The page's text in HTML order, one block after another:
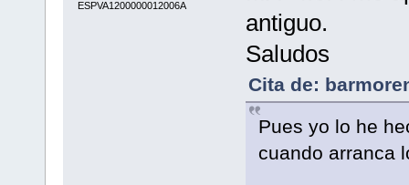
ESPVA1200000012006A
antiguo.
Saludos
Cita de:
Pues yo lo he
cuando arranca